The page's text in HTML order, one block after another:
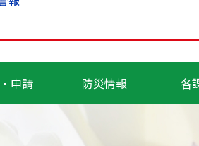
申請 防災情報 各